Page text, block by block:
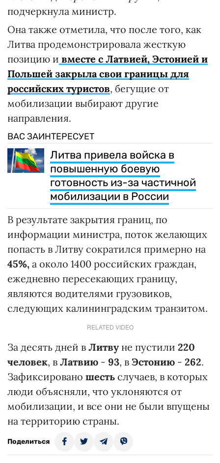
подчеркнула министр.
Она также отметила, что после того, как
Литва продемонстрировала жесткую
позицию и вместе с Латвией, Эстонией и
Польшей закрыла свои границы для
российских туристов, бегущие от
мобилизации выбирают другие
направления.
ВАС ЗАИНТЕРЕСУЕТ
Литва привела войска в
повышенную боевую
готовность из-за частичной
мобилизации в России
В результате закрытия границ, по
информации министра, поток желающих
попасть в Литву сократился примерно на
45%, а около 1400 российских граждан,
ежедневно пересекающих границу,
являются водителями грузовиков,
следующих калининградским транзитом.
RELATED VIDEO
За десять дней в Литву не пустили 220
человек, в Латвию - 93, в Эстонию - 262.
Зафиксировано шесть случаев, в которых
люди объясняли, что уклоняются от
мобилизации, и все они не были впущены
на территорию страны.
Поделиться